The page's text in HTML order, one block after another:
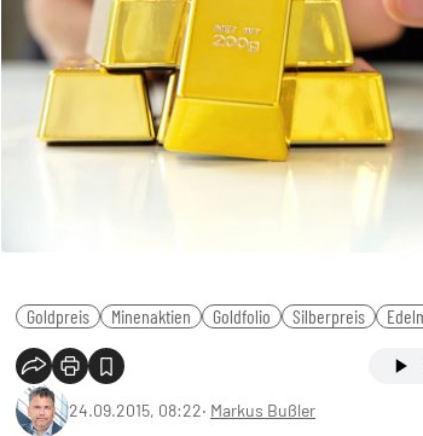
Goldpreis Minenaktien Goldfolio Silberpreis
24.09.2015, 08:22‧ Markus Bußler